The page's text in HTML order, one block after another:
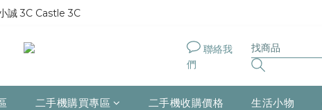
誠 3C Castle 3C
聯絡我
們
二手機購買專區 二手機收購價格 生活小物